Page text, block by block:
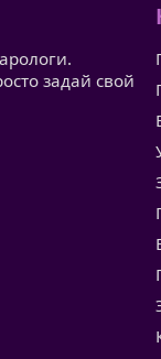
задай свой